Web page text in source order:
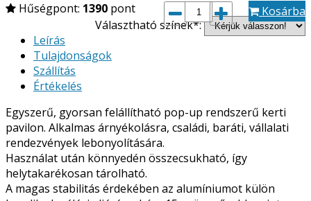
Hűségpont: 1390 pont
Választható színek*:
Kosárba
Leírás
Tulajdonságok
Szállítás
Értékelés
Egyszerű, gyorsan felállítható pop-up rendszerű kerti
pavilon. Alkalmas árnyékolásra, családi, baráti, vállalati
rendezvények lebonyolítására.
Használat után könnyedén összecsukható, így
helytakarékosan tárolható.
A magas stabilitás érdekében az alumíniumot külön